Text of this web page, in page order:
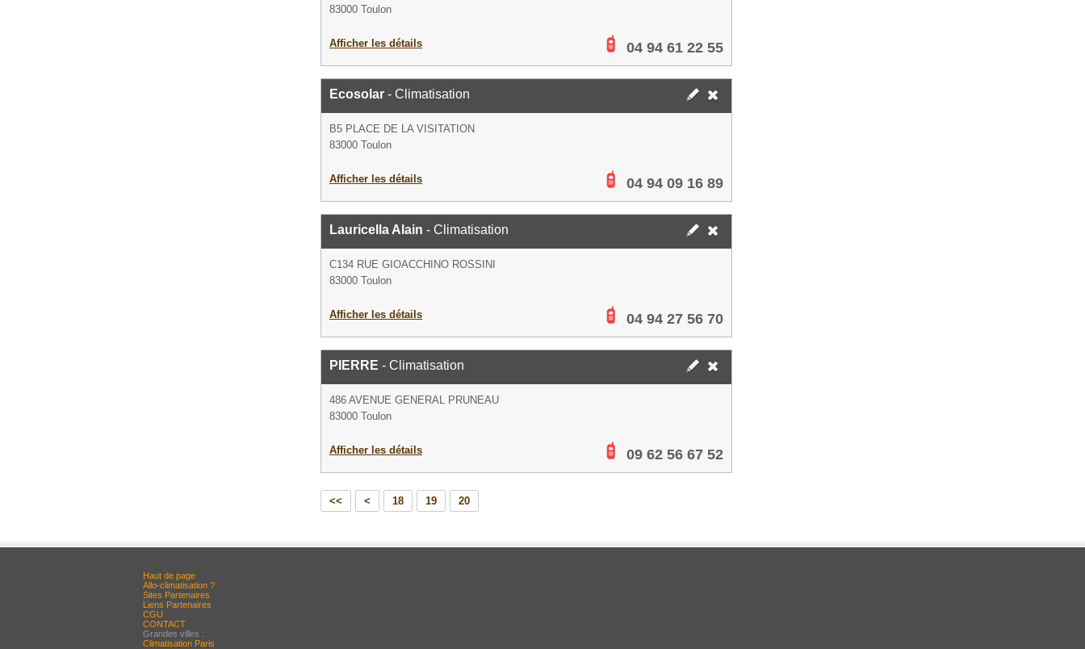
83000 Toulon
Afficher les détails 04 94 61 22 55
Ecosolar - Climatisation
B5 PLACE DE LA VISITATION
83000 Toulon
Afficher les détails 04 94 09 16 89
Lauricella Alain - Climatisation
C134 RUE GIOACCHINO ROSSINI
83000 Toulon
Afficher les détails 04 94 27 56 70
PIERRE - Climatisation
486 AVENUE GENERAL PRUNEAU
83000 Toulon
Afficher les détails 09 62 56 67 52
<< < 18 19 20
Haut de page
Allo-climatisation ?
Sites Partenaires
Liens Partenaires
CGU
CONTACT
Grandes villes :
Climatisation Paris